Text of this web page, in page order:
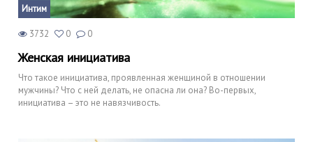
Интим
3732 0 0
Женская инициатива
Что такое инициатива, проявленная женщиной в отношении
мужчины? Что с ней делать, не опасна ли она? Во-первых,
инициатива – это не навязчивость.